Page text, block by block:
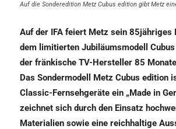
Auf die Sonderedition Metz Cubus edition gibt Metz
Auf der IFA feiert Metz sein 85jähriges
dem limitierten Jubiläumsmodell
der fränkische TV-Hersteller 85
Das Sondermodell Metz Cubus edition
Classic-Fernsehgeräte ein „Made in
zeichnet sich durch den Einsatz
Materialien sowie eine reichhaltige